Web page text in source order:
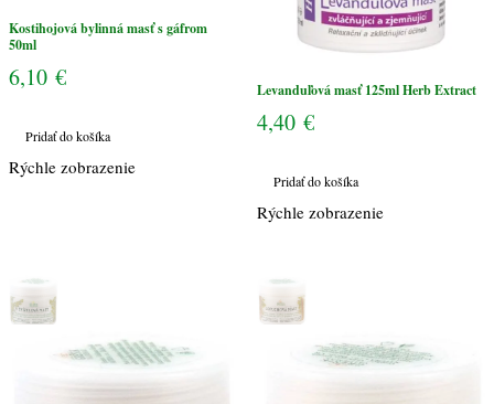
Kostihojová bylinná masť s gáfrom
50ml
6,10 €
Pridať do košíka
Rýchle zobrazenie
Levanduľová masť 125ml Herb Extract
4,40 €
Pridať do košíka
Rýchle zobrazenie